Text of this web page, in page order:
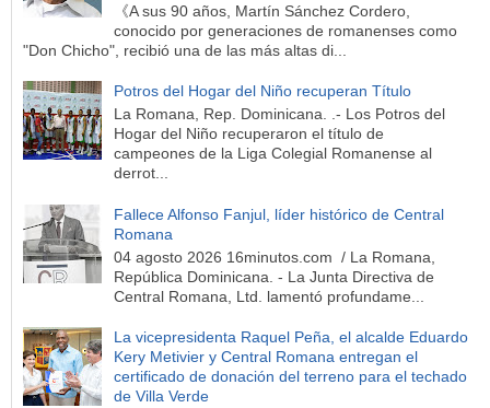
《A sus 90 años, Martín Sánchez Cordero,
conocido por generaciones de romanenses como
"Don Chicho", recibió una de las más altas di...
Potros del Hogar del Niño recuperan Título
La Romana, Rep. Dominicana. .- Los Potros del
Hogar del Niño recuperaron el título de
campeones de la Liga Colegial Romanense al
derrot...
Fallece Alfonso Fanjul, líder histórico de Central
Romana
04 agosto 2026 16minutos.com / La Romana,
República Dominicana. - La Junta Directiva de
Central Romana, Ltd. lamentó profundame...
La vicepresidenta Raquel Peña, el alcalde Eduardo
Kery Metivier y Central Romana entregan el
certificado de donación del terreno para el techado
de Villa Verde